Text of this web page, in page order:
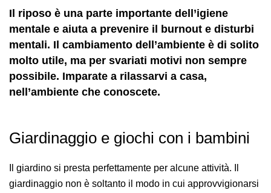
Il riposo è una parte importante dell’igiene
mentale e aiuta a prevenire il burnout e disturbi
mentali. Il cambiamento dell’ambiente è di solito
molto utile, ma per svariati motivi non sempre
possibile. Imparate a rilassarvi a casa,
nell’ambiente che conoscete.
Giardinaggio e giochi con i bambini
Il giardino si presta perfettamente per alcune attività. Il
giardinaggio non è soltanto il modo in cui approvvigionarsi